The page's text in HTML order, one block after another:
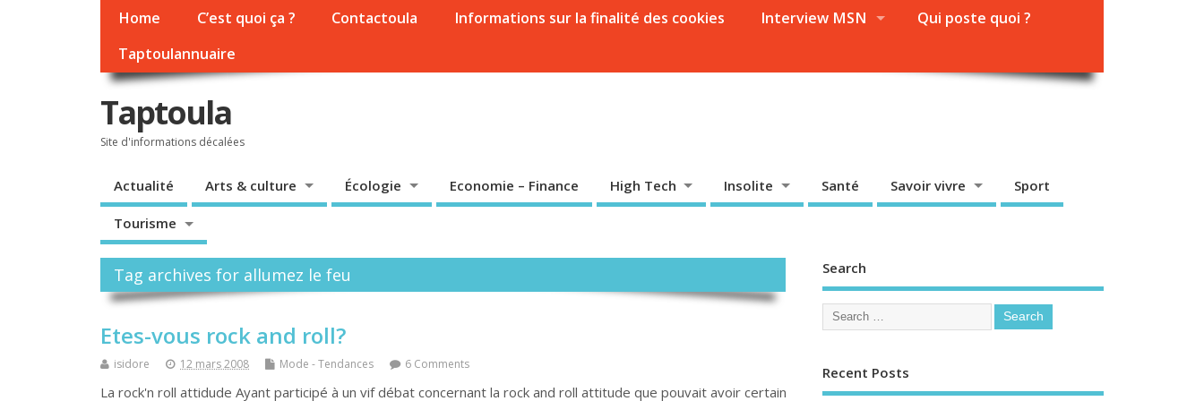
Home C’est quoi ça ? Contactoula Informations sur la finalité des cookies Interview MSN
Qui poste quoi ?
Taptoulannuaire
Taptoula
Site d'informations décalées
Actualité Arts & culture Écologie Economie – Finance High Tech Insolite Santé Savoir vivre Sport
Tourisme
Tag archives for allumez le feu
Etes-vous rock and roll?
isidore 12 mars 2008 Mode - Tendances 6 Comments
La rock'n roll attidude Ayant participé à un vif débat concernant la rock and roll attitude que pouvait avoir certain
Search
Recent Posts